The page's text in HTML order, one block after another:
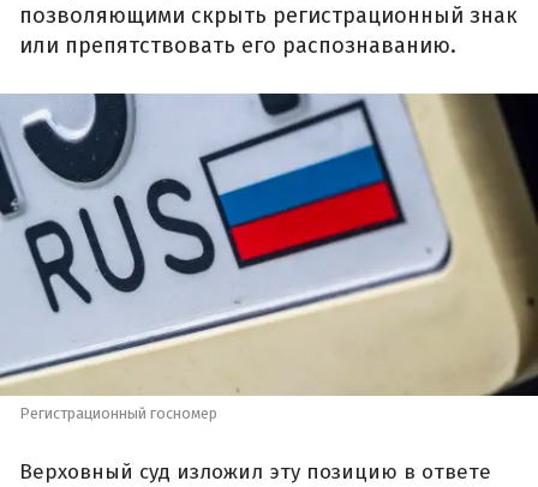
позволяющими скрыть регистрационный знак
или препятствовать его распознаванию.
Регистрационный госномер
Верховный суд изложил эту позицию в ответе